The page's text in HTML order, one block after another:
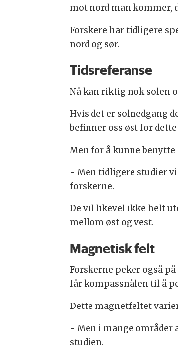
mot nord man kommer,
Forskere har tidligere
nord og sør.
Tidsreferanse
Nå kan riktig nok solen
Hvis det er solnedgang
befinner oss øst for dette
Men for å kunne benytte
- Men tidligere studier
forskerne.
De vil likevel ikke helt
mellom øst og vest.
Magnetisk felt
Forskerne peker også
får kompassnålen til å
Dette magnetfeltet
- Men i mange områder
studien.